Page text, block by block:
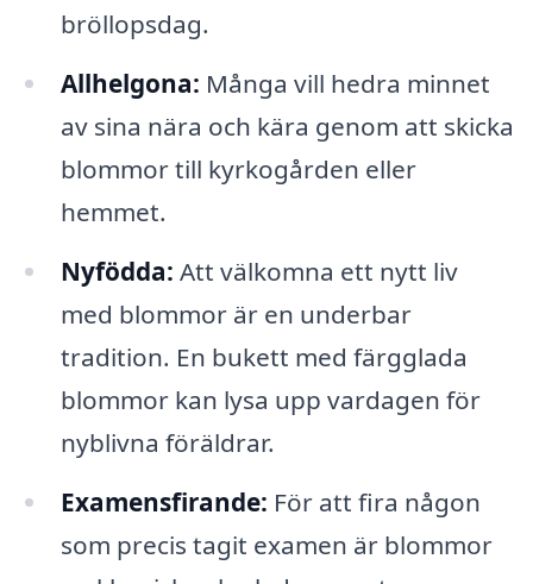
bröllopsdag.
Allhelgona: Många vill hedra minnet
av sina nära och kära genom att skicka
blommor till kyrkogården eller
hemmet.
Nyfödda: Att välkomna ett nytt liv
med blommor är en underbar
tradition. En bukett med färgglada
blommor kan lysa upp vardagen för
nyblivna föräldrar.
Examensfirande: För att fira någon
som precis tagit examen är blommor